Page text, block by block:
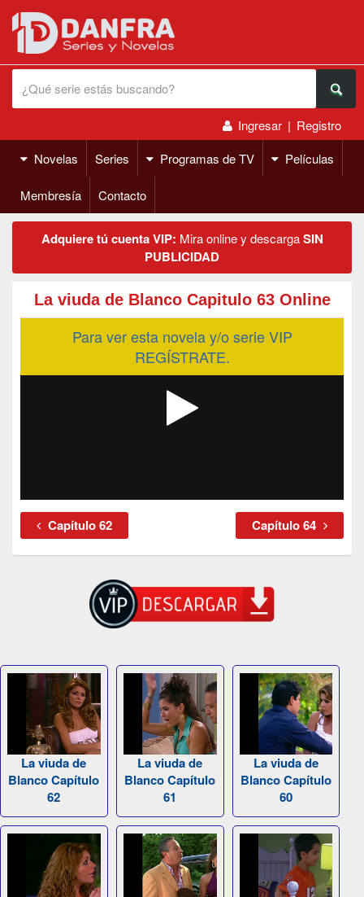
Ingresar | Registro
Novelas
Series Programas de TV Películas
Membresía Contacto
Adquiere tú cuenta VIP: Mira online y descargaSIN
PUBLICIDAD
La viuda de Blanco Capitulo 63 Online
Para ver esta novela y/o serie VIP
REGÍSTRATE.
Capítulo 62 Capítulo 64
La viuda de
Blanco Capítulo
62
La viuda de
Blanco Capítulo
61
La viuda de
Blanco Capítulo
60